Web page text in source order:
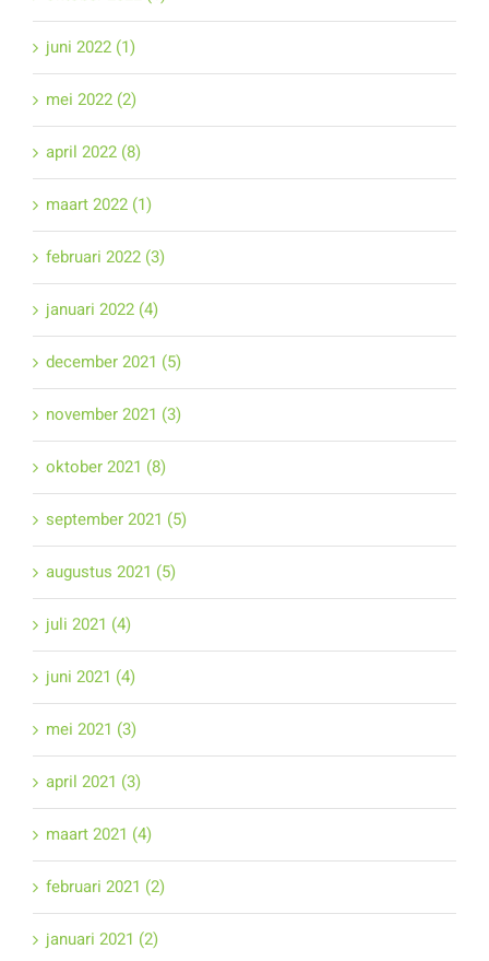
juni 2022 (1)
mei 2022 (2)
april 2022 (8)
maart 2022 (1)
februari 2022 (3)
januari 2022 (4)
december 2021 (5)
november 2021 (3)
oktober 2021 (8)
september 2021 (5)
augustus 2021 (5)
juli 2021 (4)
juni 2021 (4)
mei 2021 (3)
april 2021 (3)
maart 2021 (4)
februari 2021 (2)
januari 2021 (2)